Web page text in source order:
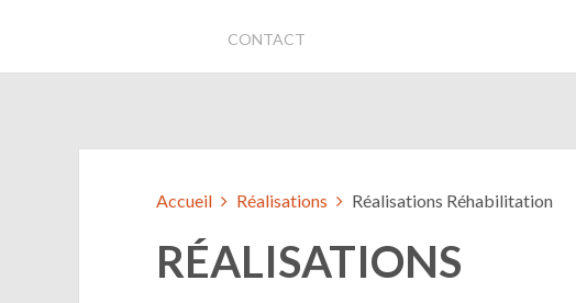
CONTACT
Accueil Réalisations Réalisations Réhabilitation
RÉALISATIONS